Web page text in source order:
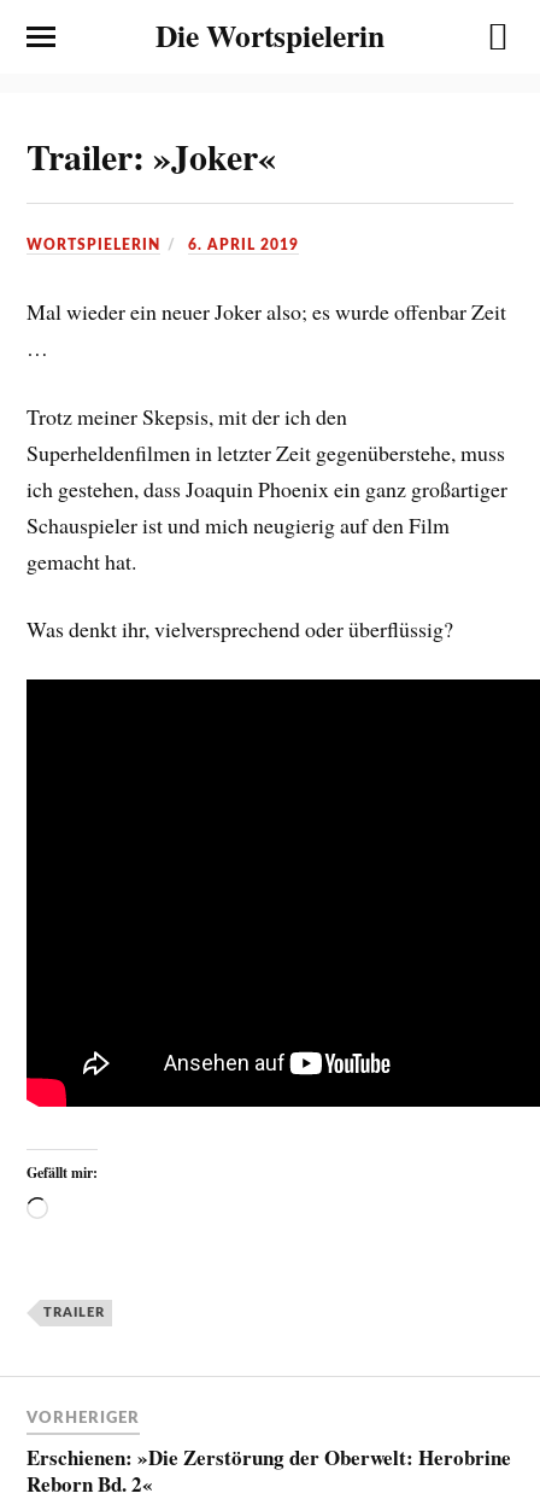
Die Wortspielerin
Trailer: »Joker«
WORTSPIELERIN 6. APRIL 2019
Mal wieder ein neuer Joker also; es wurde offenbar Zeit
…
Trotz meiner Skepsis, mit der ich den
Superheldenfilmen in letzter Zeit gegenüberstehe, muss
ich gestehen, dass Joaquin Phoenix ein ganz großartiger
Schauspieler ist und mich neugierig auf den Film
gemacht hat.
Was denkt ihr, vielversprechend oder überflüssig?
Gefällt mir:
TRAILER
VORHERIGER
Erschienen: »Die Zerstörung der Oberwelt: Herobrine
Reborn Bd. 2«